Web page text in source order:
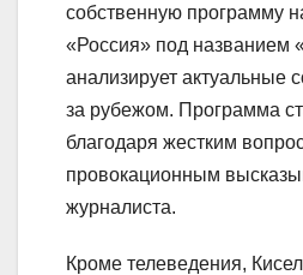
собственную программу
«Россия» под названием
анализирует актуальные
за рубежом. Программа
благодаря жестким
провокационным
журналиста.
Кроме телеведения,